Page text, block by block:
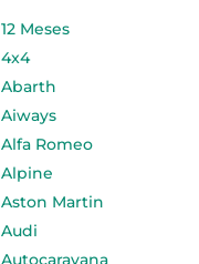
12 Meses
4x4
Abarth
Aiways
Alfa Romeo
Alpine
Aston Martin
Audi
Autocaravana